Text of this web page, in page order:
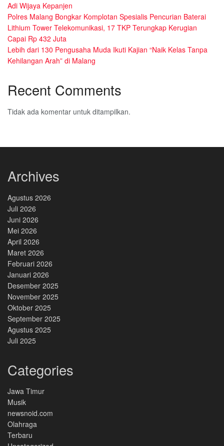
Adi Wijaya Kepanjen
Polres Malang Bongkar Komplotan Spesialis Pencurian Baterai
Lithium Tower Telekomunikasi, 17 TKP Terungkap Kerugian
Capai Rp 432 Juta
Lebih dari 130 Pengusaha Muda Ikuti Kajian “Naik Kelas Tanpa
Kehilangan Arah” di Malang
Recent Comments
Tidak ada komentar untuk ditampilkan.
Archives
Agustus 2026
Juli 2026
Juni 2026
Mei 2026
April 2026
Maret 2026
Februari 2026
Januari 2026
Desember 2025
November 2025
Oktober 2025
September 2025
Agustus 2025
Juli 2025
Categories
Jawa Timur
Musik
newsnoid.com
Olahraga
Terbaru